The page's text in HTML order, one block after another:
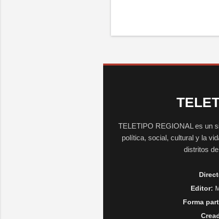
TELETIPO REGIONAL es un
política, social, cultural y la
distritos
Editor:
Forma